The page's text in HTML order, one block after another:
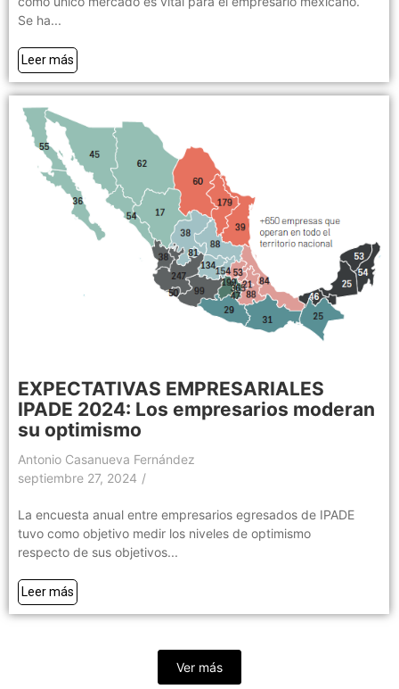
Se ha...
Leer más
EXPECTATIVAS EMPRESARIALES
IPADE 2024: Los empresarios moderan
su optimismo
Antonio Casanueva Fernández
septiembre 27, 2024 /
La encuesta anual entre empresarios egresados de IPADE
tuvo como objetivo medir los niveles de optimismo
respecto de sus objetivos...
Leer más
Ver más